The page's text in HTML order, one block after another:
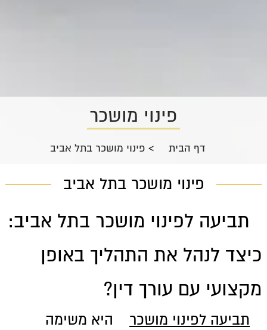
פינוי מושכר
דף הבית > פינוי מושכר בתל אביב
פינוי מושכר בתל אביב
תביעה לפינוי מושכר בתל אביב:
כיצד לנהל את התהליך באופן
מקצועי עם עורך דין?
תביעה לפינוי מושכר
היא משימה